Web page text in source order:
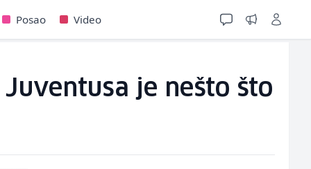
Posao Video
je nešto što